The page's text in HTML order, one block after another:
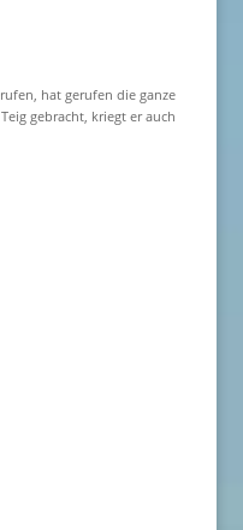
hat gerufen die ganze
gebracht, kriegt er auch